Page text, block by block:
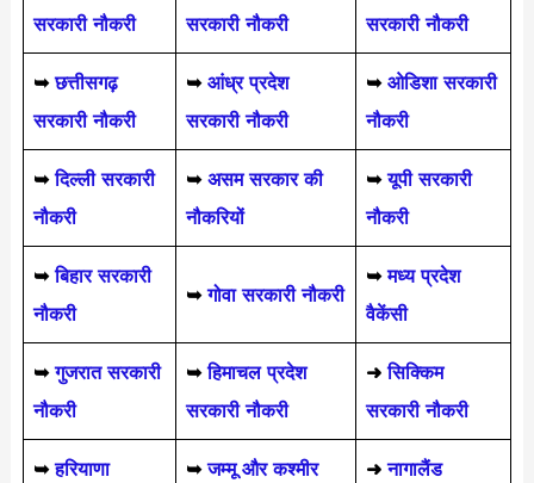
सरकारी नौकरी
सरकारी नौकरी
सरकारी नौकरी
➥ छत्तीसगढ़
सरकारी नौकरी
➥ आंध्र प्रदेश
सरकारी नौकरी
➥ ओडिशा सरकारी
नौकरी
➥ दिल्ली सरकारी
नौकरी
➥ असम सरकार की
नौकरियों
➥ यूपी सरकारी
नौकरी
➥बिहार सरकारी
नौकरी
➥गोवा सरकारी नौकरी
➥ मध्य प्रदेश
वैकेंसी
➥ गुजरात सरकारी
नौकरी
➥हिमाचल प्रदेश
सरकारी नौकरी
➜ सिक्किम
सरकारी नौकरी
➥हरियाणा
➥जम्मू और कश्मीर
➜ नागालैंड